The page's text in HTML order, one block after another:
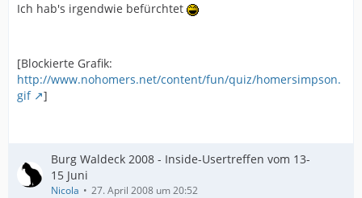
Ich hab's irgendwie befürchtet
[Blockierte Grafik:
http://www.nohomers.net/content/fun/quiz/homersimpson.
gif
]
Burg Waldeck 2008 - Inside-Usertreffen vom 13-
15 Juni
Nicola 27. April 2008 um 20:52